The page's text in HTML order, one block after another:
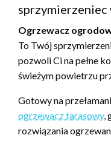
sprzymierzeniec
Ogrzewacz
To Twój
pozwoli Ci na pełne
świeżym powietrzu
Gotowy na
ogrzewacz tarasowy,
rozwiązania